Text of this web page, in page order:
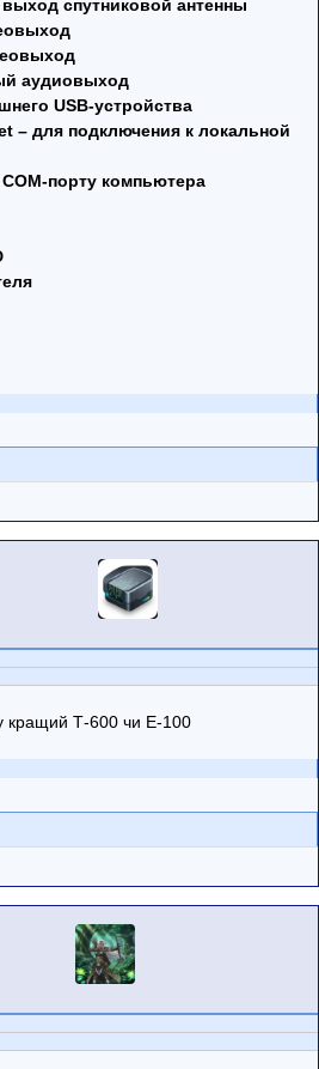
спутниковой антенны
аудиовыход
USB-устройства
– для подключения к локальной
порту компьютера
кращий Т-600 чи Е-100